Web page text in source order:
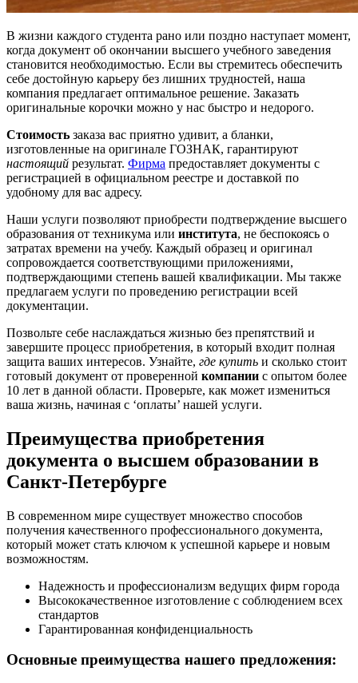
В жизни каждого студента рано или поздно наступает момент,
когда документ об окончании высшего учебного заведения
становится необходимостью. Если вы стремитесь обеспечить
себе достойную карьеру без лишних трудностей, наша
компания предлагает оптимальное решение. Заказать
оригинальные корочки можно у нас быстро и недорого.
Стоимость заказа вас приятно удивит, а бланки,
изготовленные на оригинале ГОЗНАК, гарантируют
настоящий результат. Фирма предоставляет документы с
регистрацией в официальном реестре и доставкой по
удобному для вас адресу.
Наши услуги позволяют приобрести подтверждение высшего
образования от техникума или института, не беспокоясь о
затратах времени на учебу. Каждый образец и оригинал
сопровождается соответствующими приложениями,
подтверждающими степень вашей квалификации. Мы также
предлагаем услуги по проведению регистрации всей
документации.
Позвольте себе наслаждаться жизнью без препятствий и
завершите процесс приобретения, в который входит полная
защита ваших интересов. Узнайте, где купить и сколько стоит
готовый документ от проверенной компании с опытом более
10 лет в данной области. Проверьте, как может измениться
ваша жизнь, начиная с ‘оплаты’ нашей услуги.
Преимущества приобретения
документа о высшем образовании в
Санкт-Петербурге
В современном мире существует множество способов
получения качественного профессионального документа,
который может стать ключом к успешной карьере и новым
возможностям.
Надежность и профессионализм ведущих фирм города
Высококачественное изготовление с соблюдением всех
стандартов
Гарантированная конфиденциальность
Основные преимущества нашего предложения: